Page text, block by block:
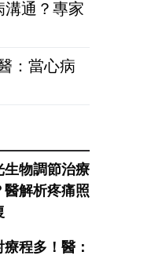
通？專家
：當心病
生物調節治療
解析疼痛照
程多！醫：